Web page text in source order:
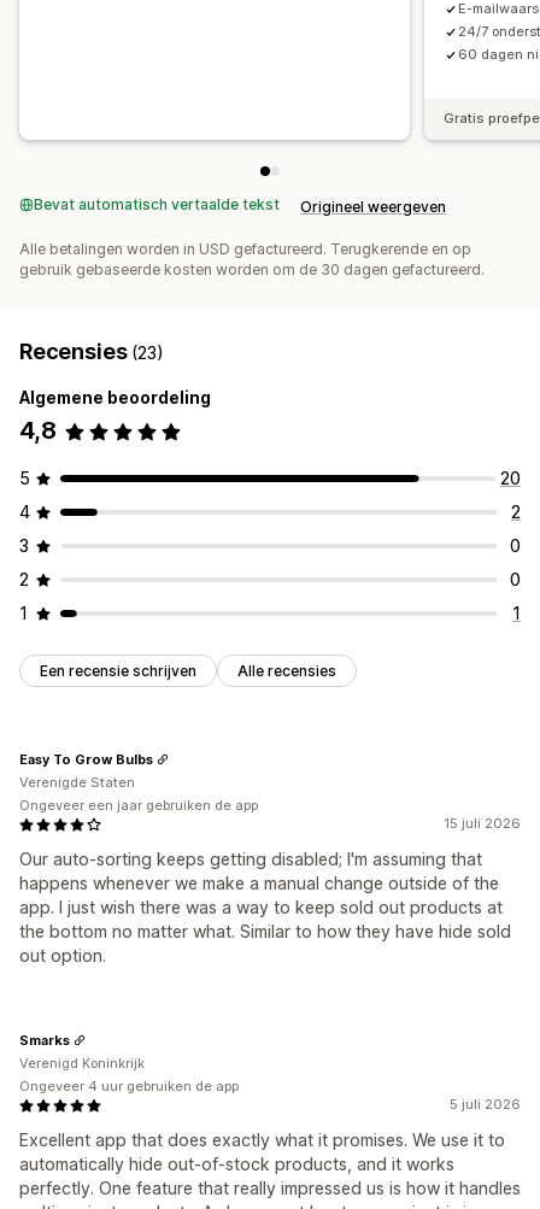
E-
24/7
60 dagen
Gratis
Bevat automatisch vertaalde tekst Origineel weergeven
Alle betalingen worden in USD gefactureerd. Terugkerende en op
gebruik gebaseerde kosten worden om de 30 dagen gefactureerd.
Recensies (23)
Algemene beoordeling
4,8
5
20
4
2
3
0
2
0
1
1
Een recensie schrijven Alle recensies
15 juli 2026
Our auto-sorting keeps getting disabled; I'm assuming that
happens whenever we make a manuaI change outside of the
app. I just wish there was a way to keep sold out products at
the bottom no matter what. Similar to how they have hide sold
out option.
Easy To Grow Bulbs
Verenigde Staten
Ongeveer een jaar gebruiken de app
5 juli 2026
Excellent app that does exactly what it promises. We use it to
automatically hide out-of-stock products, and it works
perfectly. One feature that really impressed us is how it handles
Smarks
Verenigd Koninkrijk
Ongeveer 4 uur gebruiken de app